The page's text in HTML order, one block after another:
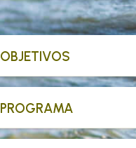
OBJETIVOS
PROGRAMA